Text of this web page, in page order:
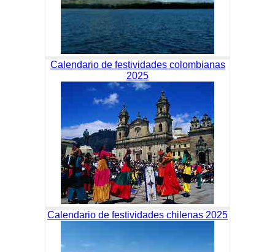
Calendario de festividades colombianas
2025
Calendario de festividades chilenas 2025